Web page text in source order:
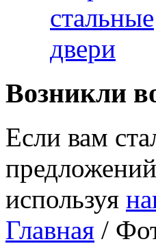
Возникли
Если вам
используя
Главная /